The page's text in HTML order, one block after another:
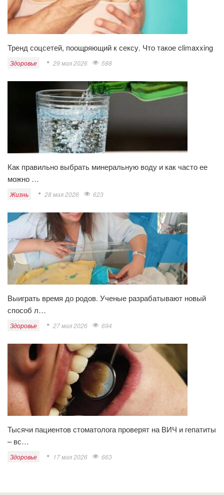
Тренд соцсетей, поощряющий к сексу. Что такое climaxxing
Здоровье 29 мая 2026 588
Как правильно выбрать минеральную воду и как часто ее
можно …
Жизнь 28 мая 2026 623
Выиграть время до родов. Ученые разрабатывают новый
способ л…
Здоровье 27 мая 2026 694
Тысячи пациентов стоматолога проверят на ВИЧ и гепатиты
– вс…
Здоровье 17 мая 2026 663